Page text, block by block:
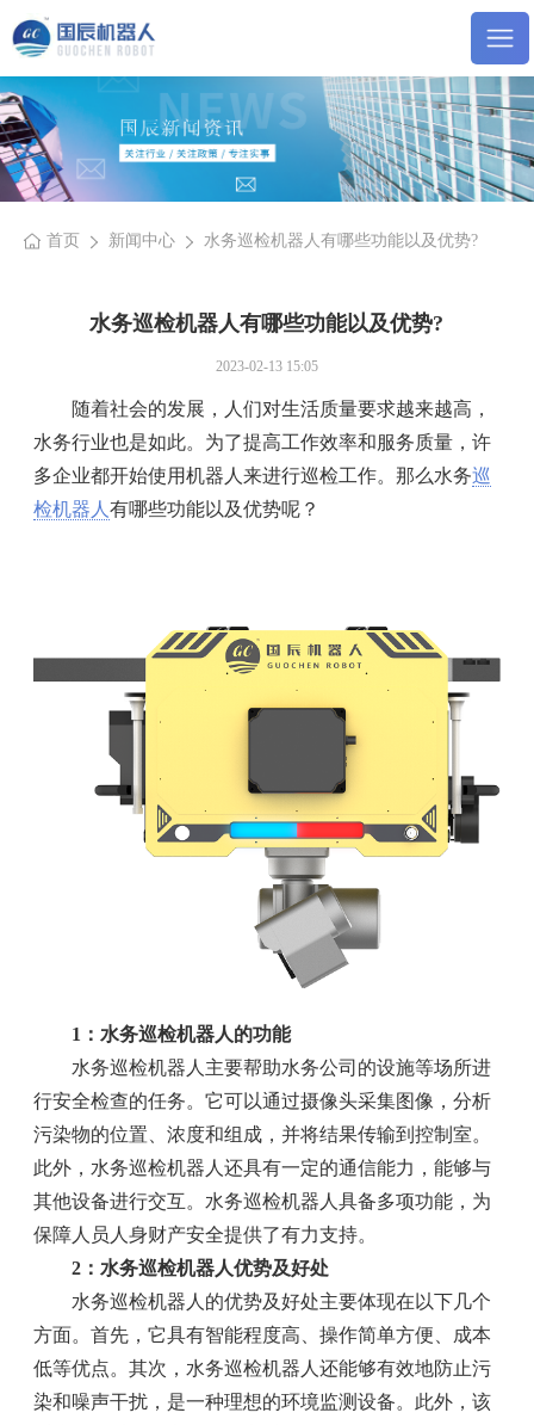
首页 新闻中心 水务巡检机器人有哪些功能以及优势?
水务巡检机器人有哪些功能以及优势?
2023-02-13 15:05
随着社会的发展，人们对生活质量要求越来越高，
水务行业也是如此。为了提高工作效率和服务质量，许
多企业都开始使用机器人来进行巡检工作。那么水务巡
检机器人有哪些功能以及优势呢？
1：水务巡检机器人的功能
水务巡检机器人主要帮助水务公司的设施等场所进
行安全检查的任务。它可以通过摄像头采集图像，分析
污染物的位置、浓度和组成，并将结果传输到控制室。
此外，水务巡检机器人还具有一定的通信能力，能够与
其他设备进行交互。水务巡检机器人具备多项功能，为
保障人员人身财产安全提供了有力支持。
2：水务巡检机器人优势及好处
水务巡检机器人的优势及好处主要体现在以下几个
方面。首先，它具有智能程度高、操作简单方便、成本
低等优点。其次，水务巡检机器人还能够有效地防止污
染和噪声干扰，是一种理想的环境监测设备。此外，该